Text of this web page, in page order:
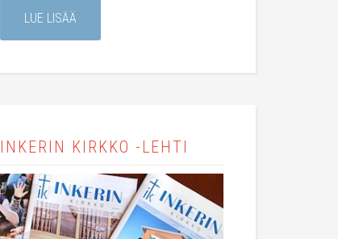
LUE LISÄÄ
INKERIN KIRKKO -LEHTI